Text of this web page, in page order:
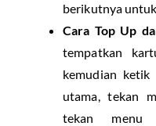
berikutnya
Cara Top Up
tempatkan
kemudian
utama, tekan
tekan menu